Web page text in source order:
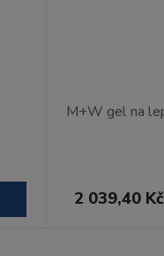
M+W gel na
2 039,40 Kč